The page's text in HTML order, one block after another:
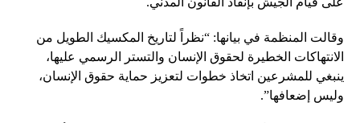
وقالت المنظمة في بيانها: “نظراً لتاريخ المكسيك الطويل من
الانتهاكات الخطيرة لحقوق الإنسان والتستر الرسمي عليها،
ينبغي للمشرعين اتخاذ خطوات لتعزيز حماية حقوق الإنسان،
وليس إضعافها”.